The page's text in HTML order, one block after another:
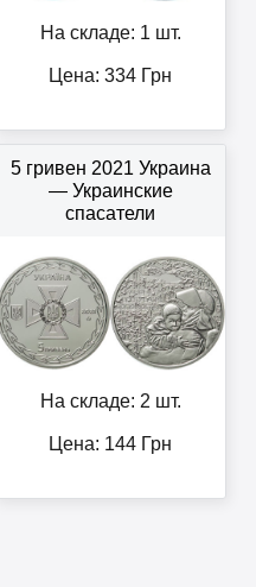
На складе: 1 шт.
Цена: 334 Грн
5 гривен 2021 Украина
— Украинские
спасатели
На складе: 2 шт.
Цена: 144 Грн